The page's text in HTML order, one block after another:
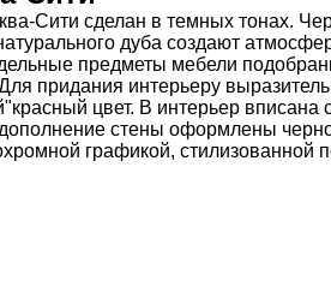
Сити сделан в темных тонах.
дуба создают
предметы мебели
придания интерьеру
цвет. В интерьер вписана
стены оформлены
графикой, стилизованной